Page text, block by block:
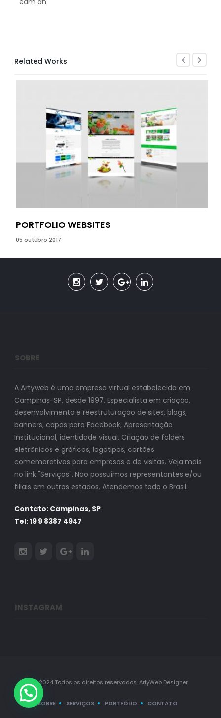
eam an.
Related Works
PORTFOLIO WEBSITES
05 outubro 2017
SOBRE
A Artyweb é uma empresa virtual estabelecida em
Campinas-SP, desde 1997. Especialista em criação,
desenvolvimento e reestruturação de sites, blogs,
banners, capas para Facebook, Apresentação
Institucional, identidade visual. Criação de folders
eletrônicos e gráficos, logotipos, cartões
comemorativos para empresas e de visitas. Veja mais
no link "Serviços". Não possuímos representantes e/ou
filiais em outros estados. Atendemos todo o Brasil.
Contato: Campinas, SP
Tel: 19 9 8387 4947
INSTAGRAM
© 2024 Todos os direitos reservados. ArtyWeb Designer
SOBRE SERVIÇOS PORTFÓLIO CONTATO